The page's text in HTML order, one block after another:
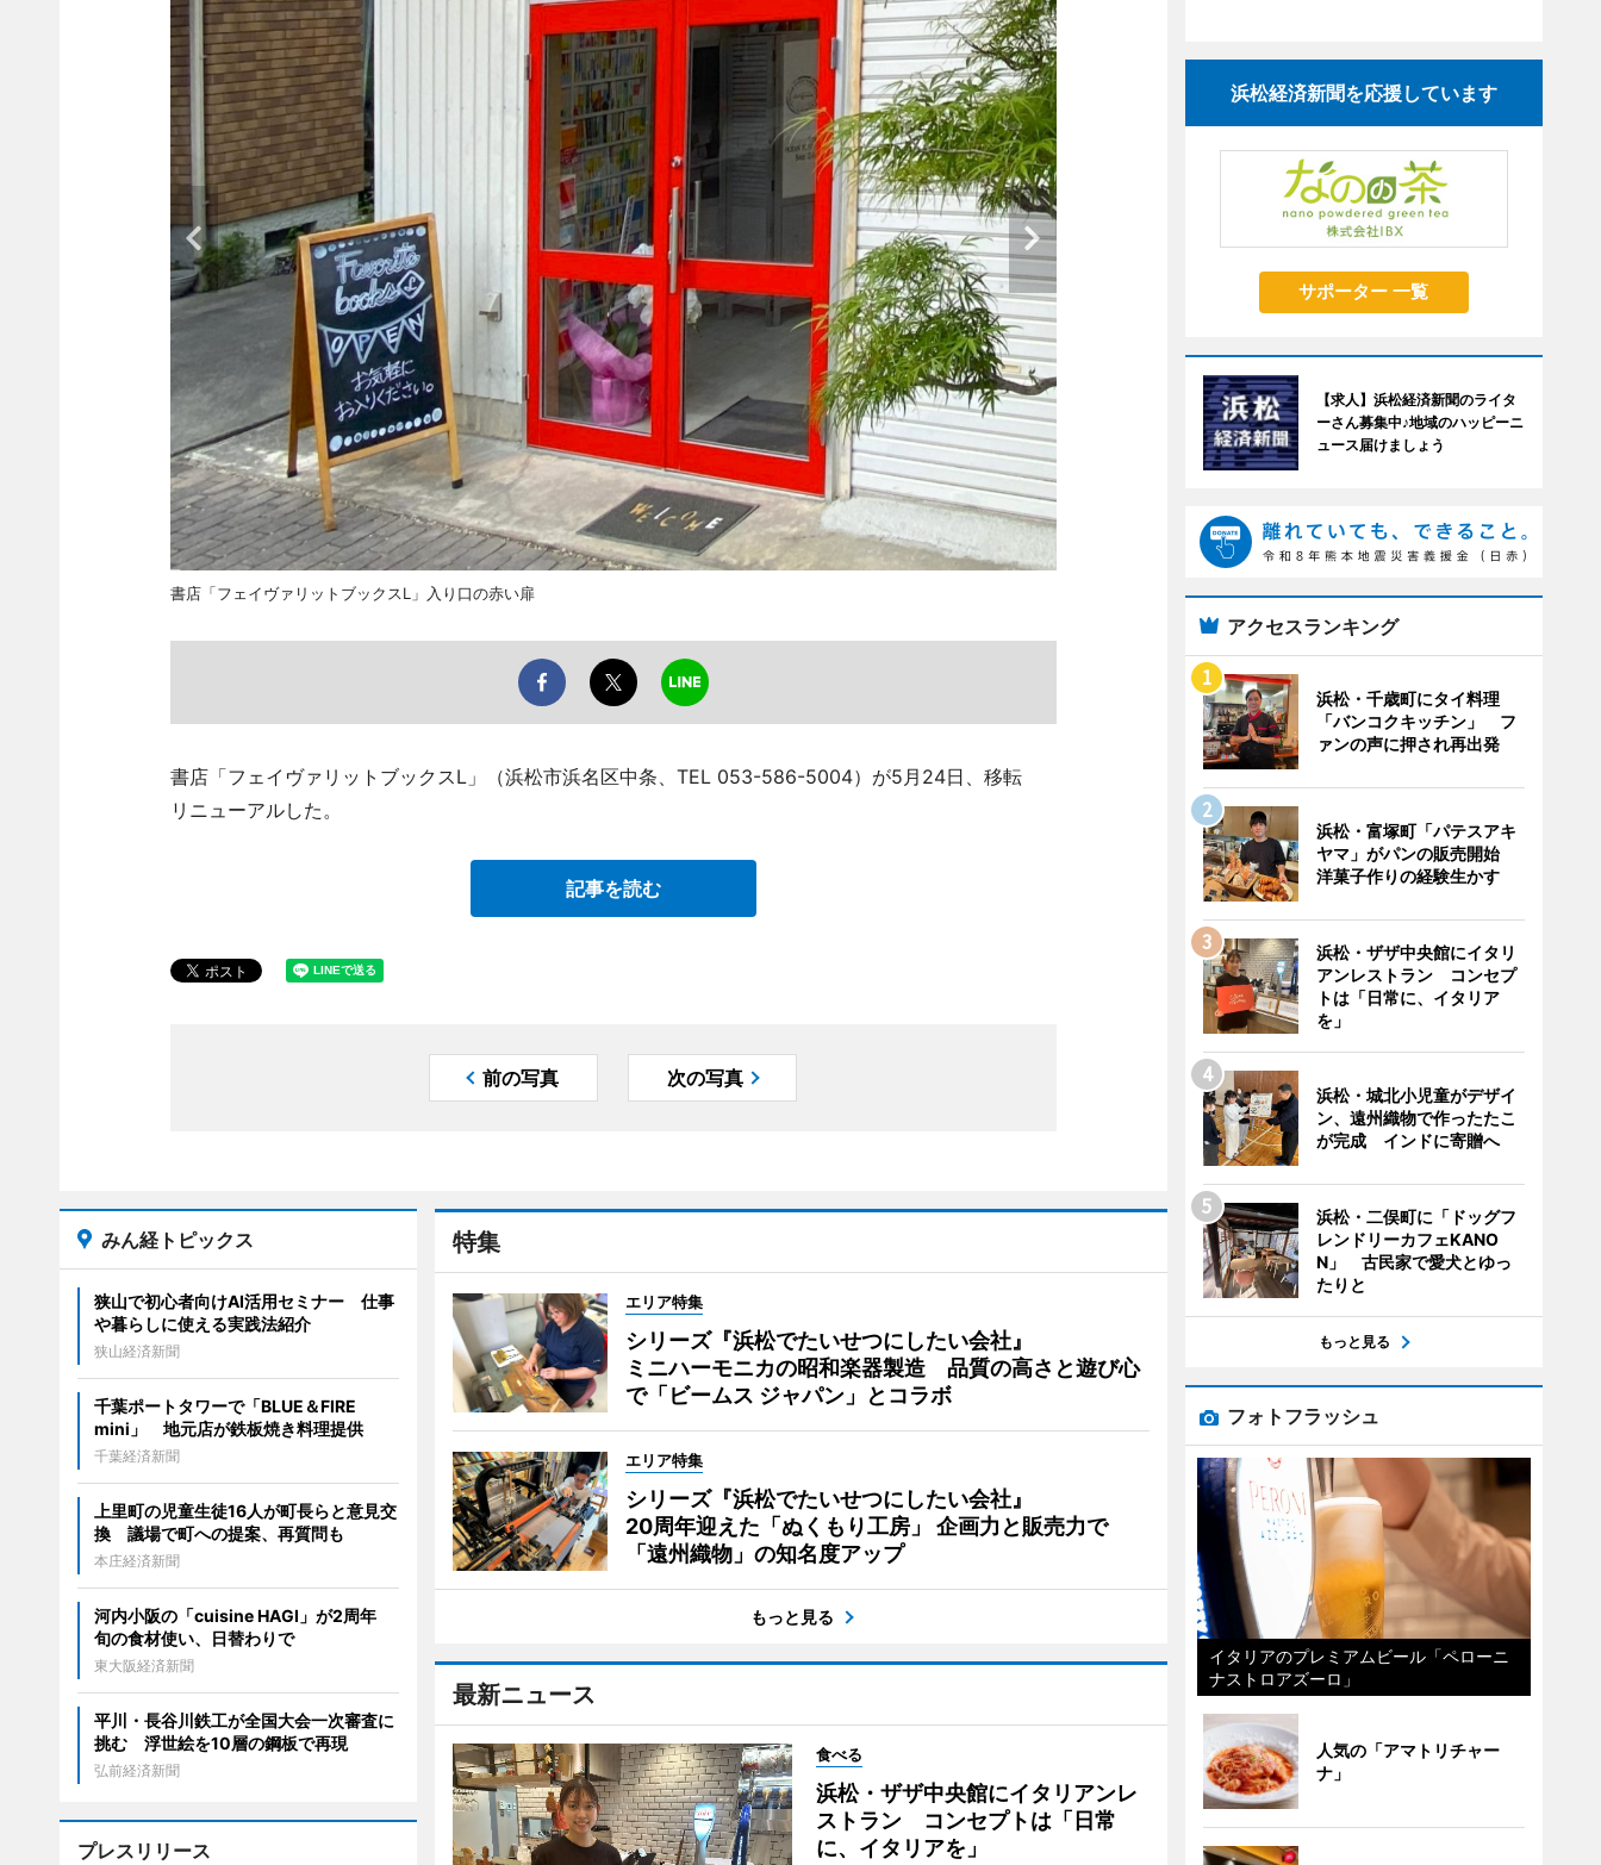
書店「フェイヴァリットブックスL」入り口の赤い扉
書店「フェイヴァリットブックスL」（浜松市浜名区中条、TEL 053-586-5004）が5月24日、移転
リニューアルした。
記事を読む
前の写真 次の写真
特集
エリア特集
シリーズ『浜松でたいせつにしたい会社』
ミニハーモニカの昭和楽器製造 品質の高さと遊び心
で「ビームス ジャパン」とコラボ
エリア特集
シリーズ『浜松でたいせつにしたい会社』
20周年迎えた「ぬくもり工房」 企画力と販売力で
「遠州織物」の知名度アップ
もっと見る
最新ニュース
食べる
浜松・ザザ中央館にイタリアンレ
ストラン コンセプトは「日常
に、イタリアを」
みん経トピックス
狭山で初心者向けAI活用セミナー 仕事
や暮らしに使える実践法紹介
狭山経済新聞
千葉ポートタワーで「BLUE＆FIRE
mini」 地元店が鉄板焼き料理提供
千葉経済新聞
上里町の児童生徒16人が町長らと意見交
換 議場で町への提案、再質問も
本庄経済新聞
河内小阪の「cuisine HAGI」が2周年
旬の食材使い、日替わりで
東大阪経済新聞
平川・長谷川鉄工が全国大会一次審査に
挑む 浮世絵を10層の鋼板で再現
弘前経済新聞
プレスリリース
浜松経済新聞を応援しています
サポーター 一覧
【求人】浜松経済新聞のライタ
ーさん募集中♪地域のハッピーニ
ュース届けましょう
アクセスランキング
浜松・千歳町にタイ料理
「バンコクキッチン」 フ
ァンの声に押され再出発
浜松・富塚町「パテスアキ
ヤマ」がパンの販売開始
洋菓子作りの経験生かす
浜松・ザザ中央館にイタリ
アンレストラン コンセプ
トは「日常に、イタリア
を」
浜松・城北小児童がデザイ
ン、遠州織物で作ったたこ
が完成 インドに寄贈へ
浜松・二俣町に「ドッグフ
レンドリーカフェKANO
N」 古民家で愛犬とゆっ
たりと
もっと見る
フォトフラッシュ
イタリアのプレミアムビール「ペローニ
ナストロアズーロ」
人気の「アマトリチャー
ナ」